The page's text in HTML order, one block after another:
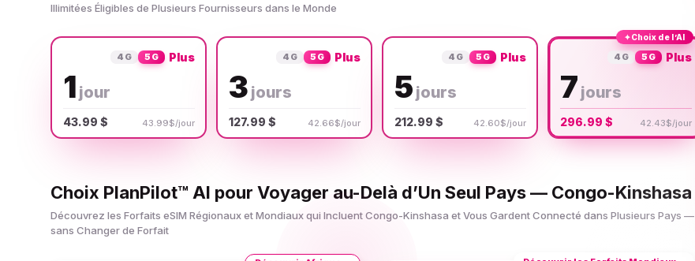
Illimitées Éligibles de Plusieurs Fournisseurs dans le Monde
4G 5G Plus
1 jour
43.99 $ 43.99$/jour
4G 5G Plus
3 jours
127.99 $ 42.66$/jour
4G 5G Plus
5 jours
212.99 $ 42.60$/jour
✦Choix de l’AI
4G 5G Plus
7 jours
296.99 $ 42.43$/jour
Choix PlanPilot™ AI pour Voyager au-Delà d’Un Seul Pays — Congo-Kinshasa
Découvrez les Forfaits eSIM Régionaux et Mondiaux qui Incluent Congo-Kinshasa et Vous Gardent Connecté dans Plusieurs Pays —
sans Changer de Forfait